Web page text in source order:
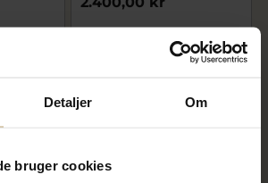
Detaljer Om
bruger cookies